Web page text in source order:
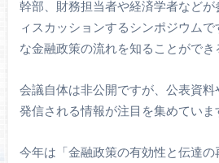
幹部、財務担当者や経済学者など
ィスカッションするシンポジウム
な金融政策の流れを知ることができ
会議自体は非公開ですが、公表資料
発信される情報が注目を集めていま
今年は「金融政策の有効性と伝達の